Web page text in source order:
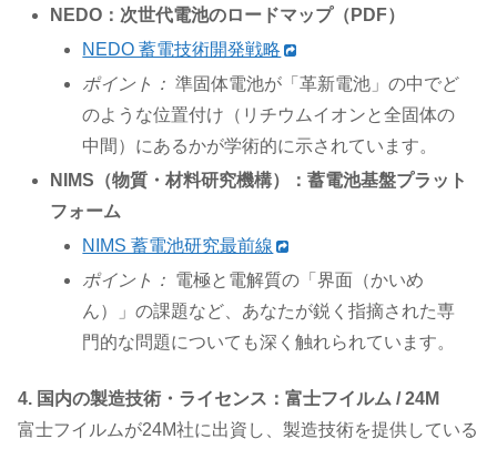
NEDO：次世代電池のロードマップ（PDF）
NEDO 蓄電技術開発戦略
ポイント： 準固体電池が「革新電池」の中でど
のような位置付け（リチウムイオンと全固体の
中間）にあるかが学術的に示されています。
NIMS（物質・材料研究機構）：蓄電池基盤プラット
フォーム
NIMS 蓄電池研究最前線
ポイント： 電極と電解質の「界面（かいめ
ん）」の課題など、あなたが鋭く指摘された専
門的な問題についても深く触れられています。
4. 国内の製造技術・ライセンス：富士フイルム / 24M
富士フイルムが24M社に出資し、製造技術を提供している